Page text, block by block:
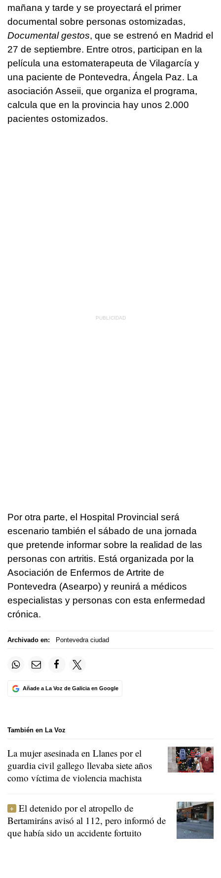
mañana y tarde y se proyectará el primer
documental sobre personas ostomizadas,
Documental gestos, que se estrenó en Madrid el
27 de septiembre. Entre otros, participan en la
película una estomaterapeuta de Vilagarcía y
una paciente de Pontevedra, Ángela Paz. La
asociación Asseii, que organiza el programa,
calcula que en la provincia hay unos 2.000
pacientes ostomizados.
Por otra parte, el Hospital Provincial será
escenario también el sábado de una jornada
que pretende informar sobre la realidad de las
personas con artritis. Está organizada por la
Asociación de Enfermos de Artrite de
Pontevedra (Asearpo) y reunirá a médicos
especialistas y personas con esta enfermedad
crónica.
Archivado en: Pontevedra ciudad
Añade a La Voz de Galicia en Google
También en La Voz
La mujer asesinada en Llanes por el
guardia civil gallego llevaba siete años
como víctima de violencia machista
El detenido por el atropello de
Bertamiráns avisó al 112, pero informó de
que había sido un accidente fortuito